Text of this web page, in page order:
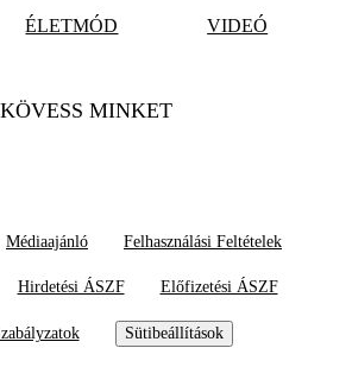
ÉLETMÓD VIDEÓ
KÖVESS MINKET
Médiaajánló Felhasználási Feltételek
Hirdetési ÁSZF Előfizetési ÁSZF
Sütibeállítások